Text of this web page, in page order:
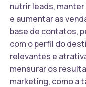
nutrir leads,
e aumentar as
base de contatos,
com o perfil do
relevantes e
mensurar os
marketing, como a